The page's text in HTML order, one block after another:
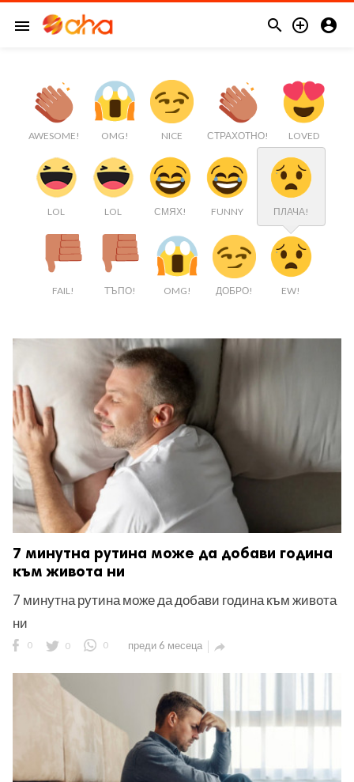
menu   
AWESOME! OMG! NICE СТРАХОТНО! LOVED
LOL LOL СМЯХ! FUNNY ПЛАЧА!
FAIL! ТЪПО! OMG! ДОБРО! EW!
7 минутна рутина може да добави година
към живота ни
7 минутна рутина може да добави година към живота
ни
0 0 0 преди 6 месеца 